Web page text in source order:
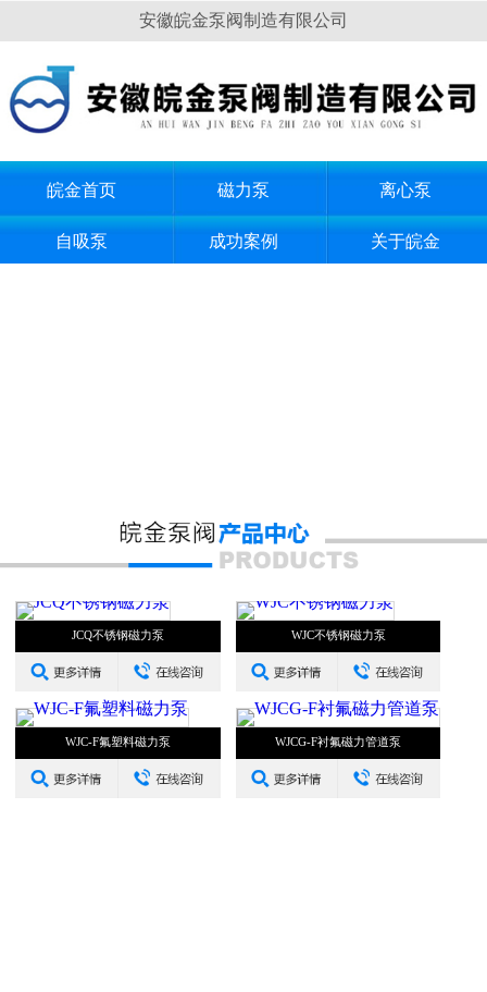
安徽皖金泵阀制造有限公司
皖金首页 磁力泵 离心泵
自吸泵 成功案例 关于皖金
JCQ不锈钢磁力泵 WJC不锈钢磁力泵
WJC-F氟塑料磁力泵 WJCG-F衬氟磁力管道泵